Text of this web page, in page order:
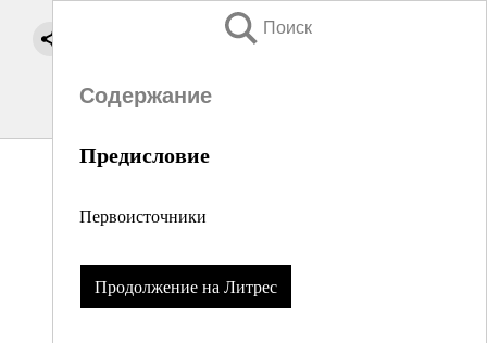
Поиск
Содержание
Предисловие
Первоисточники
Продолжение на Литрес